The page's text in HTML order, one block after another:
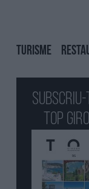
TURISME
Top